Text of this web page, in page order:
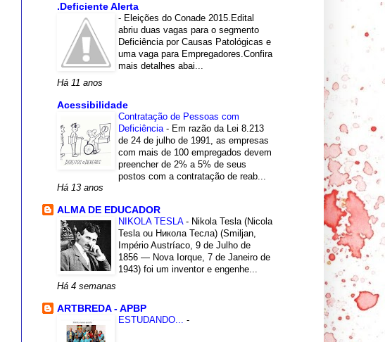
.Deficiente Alerta
- Eleições do Conade 2015.Edital
abriu duas vagas para o segmento
Deficiência por Causas Patológicas e
uma vaga para Empregadores.Confira
mais detalhes abai...
Há 11 anos
Acessibilidade
Contratação de Pessoas com
Deficiência - Em razão da Lei 8.213
de 24 de julho de 1991, as empresas
com mais de 100 empregados devem
preencher de 2% a 5% de seus
postos com a contratação de reab...
Há 13 anos
ALMA DE EDUCADOR
NIKOLA TESLA - Nikola Tesla (Nicola
Tesla ou Никола Тесла) (Smiljan,
Império Austríaco, 9 de Julho de
1856 — Nova Iorque, 7 de Janeiro de
1943) foi um inventor e engenhe...
Há 4 semanas
ARTBREDA - APBP
ESTUDANDO... -